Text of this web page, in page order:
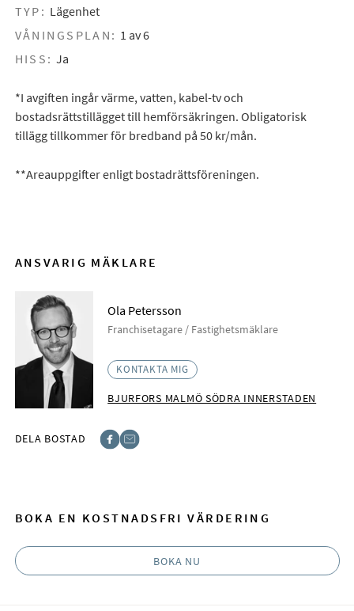
TYP: Lägenhet
VÅNINGSPLAN: 1 av 6
HISS: Ja
*I avgiften ingår värme, vatten, kabel-tv och
bostadsrättstillägget till hemförsäkringen. Obligatorisk
tillägg tillkommer för bredband på 50 kr/mån.
**Areauppgifter enligt bostadrättsföreningen.
ANSVARIG MÄKLARE
Ola Petersson
Franchisetagare / Fastighetsmäklare
KONTAKTA MIG
BJURFORS MALMÖ SÖDRA INNERSTADEN
DELA BOSTAD
BOKA EN KOSTNADSFRI VÄRDERING
BOKA NU